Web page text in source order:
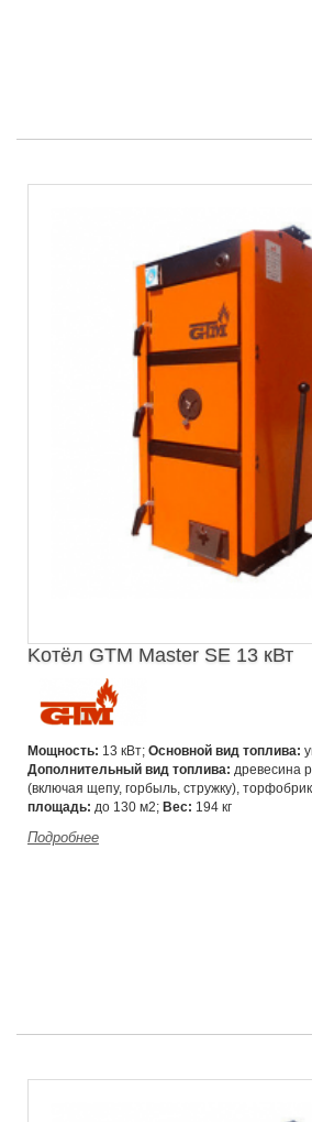
Kотёл GTM Master SE 13 кВт
Мощность: 13 кВт; Основной вид топлива:
Дополнительный вид топлива: древесина
(включая щепу, горбыль, стружку),
площадь: до 130 м2; Вес: 194 кг
Подробнее